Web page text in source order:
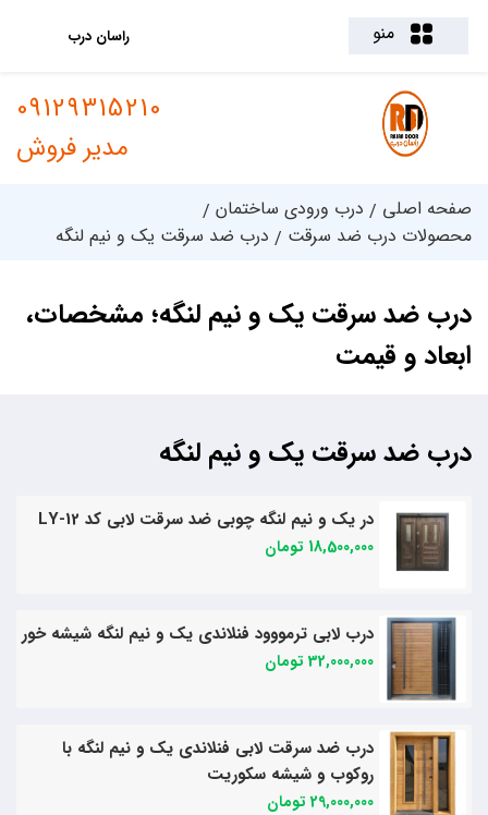
منو راسان درب
09129315210
مدیر فروش
صفحه اصلی
درب ورودی ساختمان
محصولات درب ضد سرقت
درب ضد سرقت یک و نیم لنگه
درب ضد سرقت یک و نیم لنگه؛ مشخصات،
ابعاد و قیمت
درب ضد سرقت یک و نیم لنگه
در یک و نیم لنگه چوبی ضد سرقت لابی کد LY-12
18,500,000 تومان
درب لابی ترمووود فنلاندی یک و نیم لنگه شیشه خور
32,000,000 تومان
درب ضد سرقت لابی فنلاندی یک و نیم لنگه با
روکوب و شیشه سکوریت
29,000,000 تومان